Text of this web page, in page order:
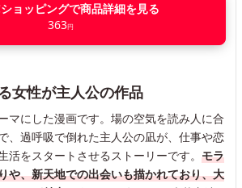
ョッピングで商品詳細を見る
363円
女性が主人公の作品
マにした漫画です。場の空気を読み人に合
、過呼吸で倒れた主人公の凪が、仕事や恋
活をスタートさせるストーリーです。 モラ
や、新天地での出会いも描かれており、大